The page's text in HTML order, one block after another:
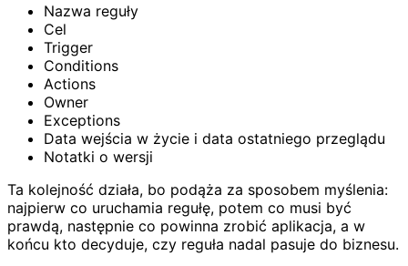
Nazwa reguły
Cel
Trigger
Conditions
Actions
Owner
Exceptions
Data wejścia w życie i data ostatniego przeglądu
Notatki o wersji
Ta kolejność działa, bo podąża za sposobem myślenia:
najpierw co uruchamia regułę, potem co musi być
prawdą, następnie co powinna zrobić aplikacja, a w
końcu kto decyduje, czy reguła nadal pasuje do biznesu.